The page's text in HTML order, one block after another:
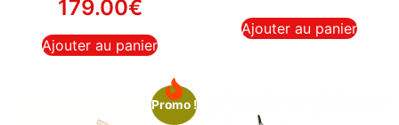
179.00€
Ajouter au panier
Ajouter au panier
Promo !